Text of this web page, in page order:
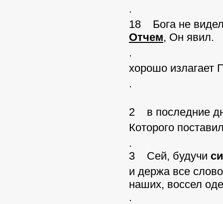
.
18 Бога не
Отчем, Он явил.
.
хорошо излагает
.
2 в последние
Которого
.
3 Сей, будучи
и держа все
наших, воссел
.